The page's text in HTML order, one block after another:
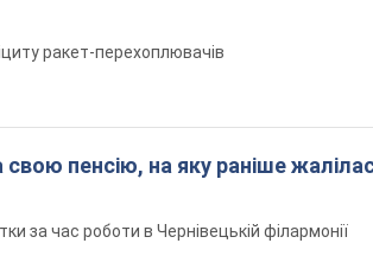
ракет-перехоплювачів
свою пенсію, на яку раніше
за час роботи в Чернівецькій філармонії